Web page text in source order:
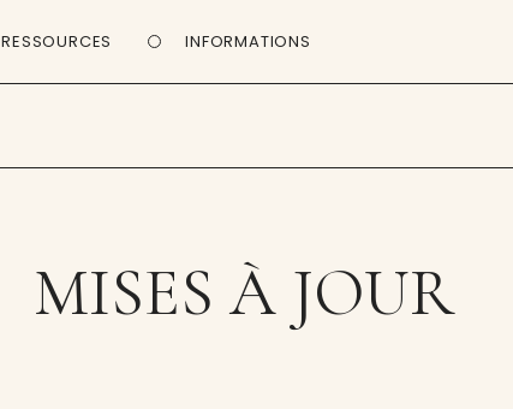
RESSOURCES INFORMATIONS
MISES À JOUR